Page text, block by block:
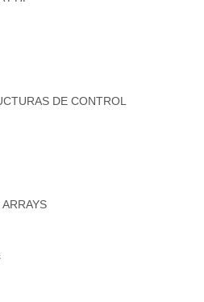
DE CONTROL